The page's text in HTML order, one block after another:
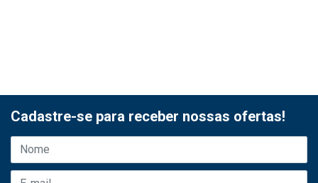
Cadastre-se para receber nossas ofertas!